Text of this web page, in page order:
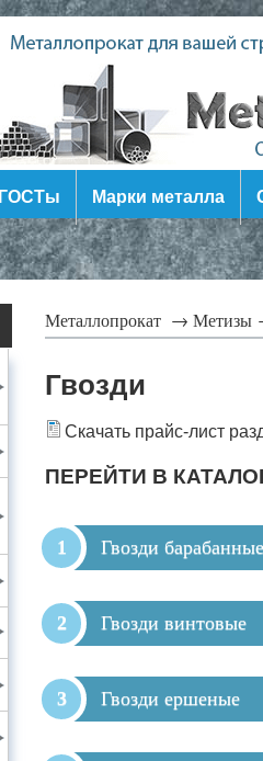
ГОСТы Марки металла
Металлопрокат → Метизы
Гвозди
Скачать прайс-лист
ПЕРЕЙТИ В
Гвозди барабанные
Гвозди винтовые
Гвозди ершеные